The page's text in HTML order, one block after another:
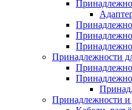
Принадлежности
Принадлежности и